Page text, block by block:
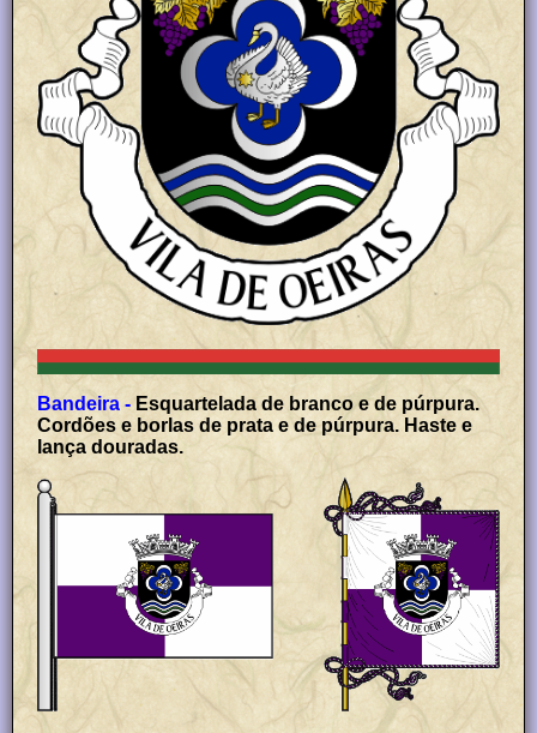
Bandeira - Esquartelada de branco e de púrpura.
Cordões e borlas de prata e de púrpura. Haste e
lança douradas.